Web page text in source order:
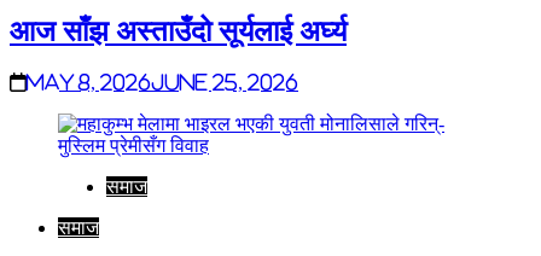
आज साँझ अस्ताउँदो सूर्यलाई अर्घ्य
May 8, 2026June 25, 2026
समाज
समाज